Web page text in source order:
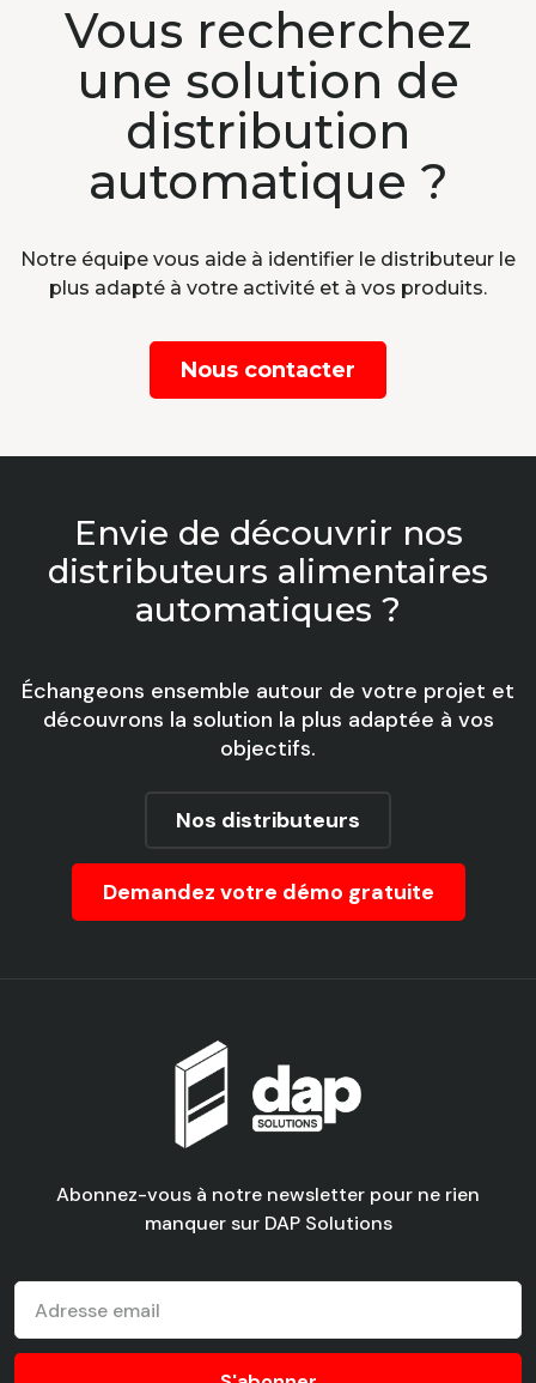
Vous recherchez
une solution de
distribution
automatique ?
Notre équipe vous aide à identifier le distributeur le
plus adapté à votre activité et à vos produits.
Nous contacter
Envie de découvrir nos
distributeurs alimentaires
automatiques ?
Échangeons ensemble autour de votre projet et
découvrons la solution la plus adaptée à vos
objectifs.
Nos distributeurs
Demandez votre démo gratuite
Abonnez-vous à notre newsletter pour ne rien
manquer sur DAP Solutions